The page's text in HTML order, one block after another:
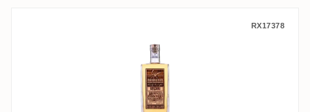
MHOBA Umganu Brandy Cask (LMDW
RX17378